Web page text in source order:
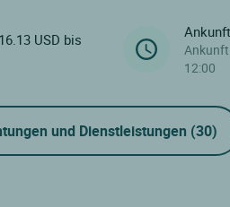
USD bis
12:00
und Dienstleistungen (30)